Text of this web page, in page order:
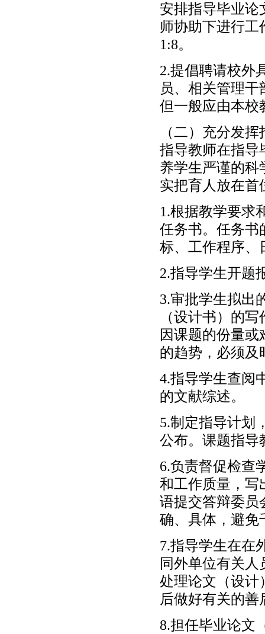
安排指导毕业论
师协助下进行
1:8。
2.提倡聘请校外
员、相关管理
但一般应由本校
（二）充分发
指导教师在指导
养学生严谨的科
实把育人放在首
1.根据教学要求
任务书。任务书
标、工作程序、
2.指导学生开题
3.审批学生拟出
（设计书）的
因课题的份量
的趋势，必须及
4.指导学生查阅
的文献综述。
5.制定指导计划
公布。课题指导
6.负责督促检查
和工作质量，写
语提交答辩委员
确、具体，避免
7.指导学生在在
同外单位有关
处理论文（设计
后做好有关的善
8.担任毕业论文